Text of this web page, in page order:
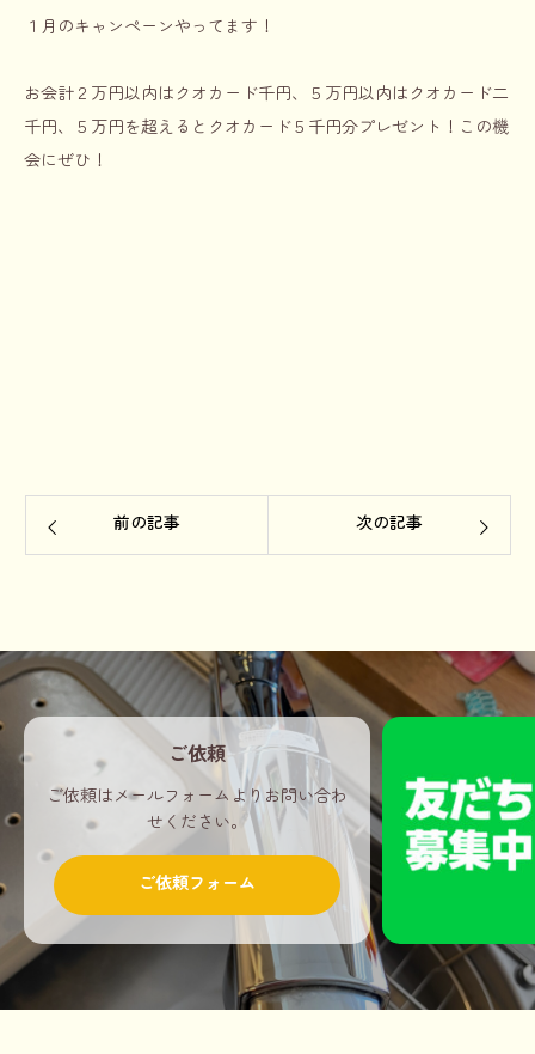
１月のキャンペーンやってます！
お会計２万円以内はクオカード千円、５万円以内はクオカード二
千円、５万円を超えるとクオカード５千円分プレゼント！この機
会にぜひ！
前の記事 次の記事
ご依頼
ご依頼はメールフォームよりお問い合わ
せください。
ご依頼フォーム